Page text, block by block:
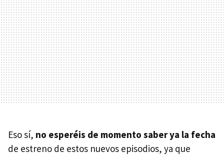
Eso sí, no esperéis de momento saber ya la fecha
de estreno de estos nuevos episodios, ya que